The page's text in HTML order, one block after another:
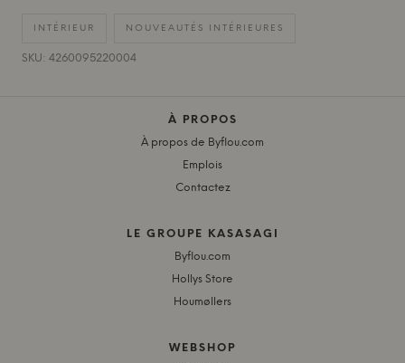
INTÉRIEUR NOUVEAUTÉS INTÉRIEURES
SKU: 4260095220004
À PROPOS
À propos de Byflou.com
Emplois
Contactez
LE GROUPE KASASAGI
Byflou.com
Hollys Store
Houmøllers
WEBSHOP